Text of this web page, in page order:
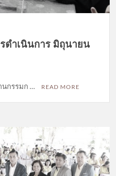
ดำเนินการ มิถุนายน
กรรมก … READ MORE